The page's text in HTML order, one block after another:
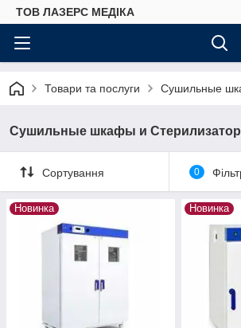
ТОВ ЛАЗЕРС МЕДІКА
Товари та послуги Сушильные
Сушильные шкафы и
Сортування 0
Новинка Новинка